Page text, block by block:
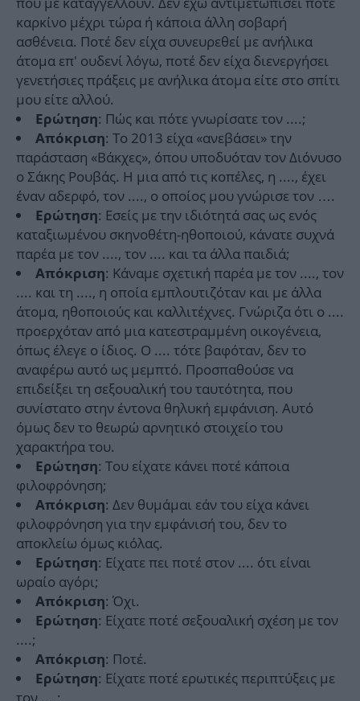
καρκίνο μέχρι τώρα ή κάποια άλλη σοβαρή
ασθένεια. Ποτέ δεν είχα συνευρεθεί με ανήλικα
άτομα επ' ουδενί λόγω, ποτέ δεν είχα διενεργήσει
γενετήσιες πράξεις με ανήλικα άτομα είτε στο σπίτι
μου είτε αλλού.
Ερώτηση: Πώς και πότε γνωρίσατε τον ....;
Απόκριση: Το 2013 είχα «ανεβάσει» την
παράσταση «Βάκχες», όπου υποδυόταν τον Διόνυσο
ο Σάκης Ρουβάς. Η μια από τις κοπέλες, η ...., έχει
έναν αδερφό, τον ...., ο οποίος μου γνώρισε τον ….
Ερώτηση: Εσείς με την ιδιότητά σας ως ενός
καταξιωμένου σκηνοθέτη-ηθοποιού, κάνατε συχνά
παρέα με τον ...., τον .... και τα άλλα παιδιά;
Απόκριση: Κάναμε σχετική παρέα με τον ...., τον
.... και τη ...., η οποία εμπλουτιζόταν και με άλλα
άτομα, ηθοποιούς και καλλιτέχνες. Γνώριζα ότι ο ....
προερχόταν από μια κατεστραμμένη οικογένεια,
όπως έλεγε ο ίδιος. Ο .... τότε βαφόταν, δεν το
αναφέρω αυτό ως μεμπτό. Προσπαθούσε να
επιδείξει τη σεξουαλική του ταυτότητα, που
συνίστατο στην έντονα θηλυκή εμφάνιση. Αυτό
όμως δεν το θεωρώ αρνητικό στοιχείο του
χαρακτήρα του.
Ερώτηση: Του είχατε κάνει ποτέ κάποια
φιλοφρόνηση;
Απόκριση: Δεν θυμάμαι εάν του είχα κάνει
φιλοφρόνηση για την εμφάνισή του, δεν το
αποκλείω όμως κιόλας.
Ερώτηση: Είχατε πει ποτέ στον .... ότι είναι
ωραίο αγόρι;
Απόκριση: Όχι.
Ερώτηση: Είχατε ποτέ σεξουαλική σχέση με τον
....;
Απόκριση: Ποτέ.
Ερώτηση: Είχατε ποτέ ερωτικές περιπτύξεις με